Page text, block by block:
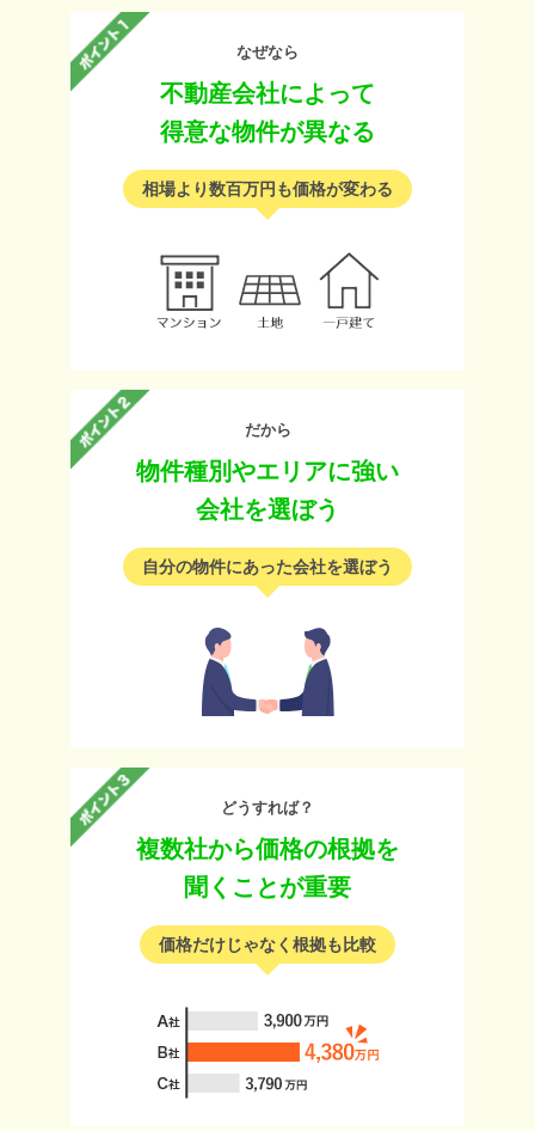
なぜなら
不動産会社によって
得意な物件が異なる
相場より数百万円も価格が変わる
だから
物件種別やエリアに強い
会社を選ぼう
自分の物件にあった会社を選ぼう
どうすれば？
複数社から価格の根拠を
聞くことが重要
価格だけじゃなく根拠も比較